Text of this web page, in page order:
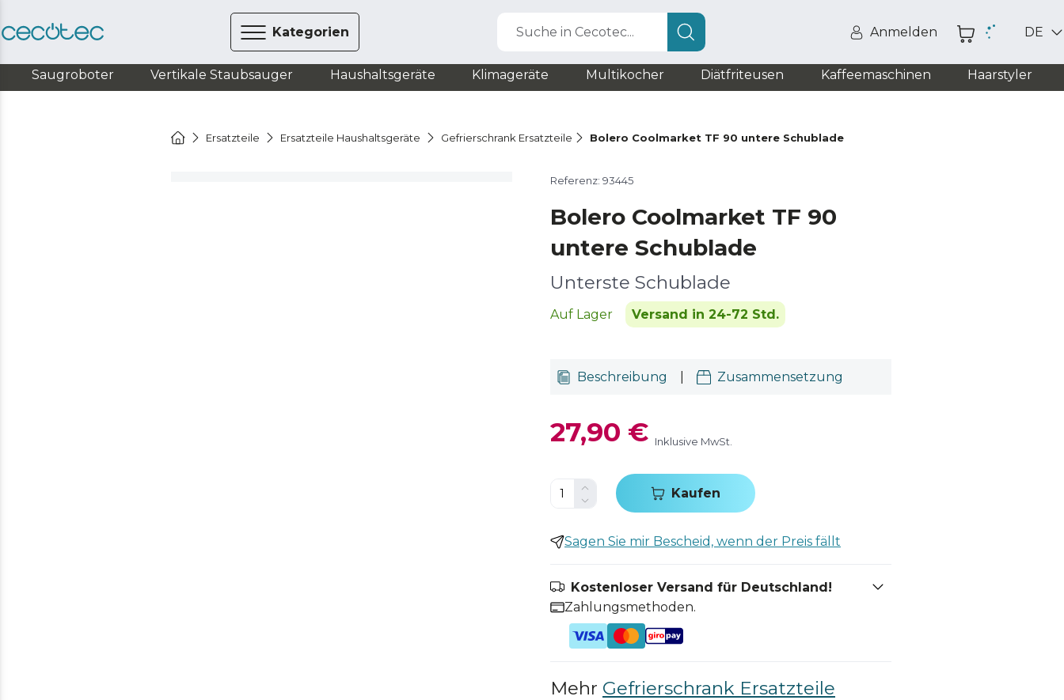
Kategorien Suche in Cecotec... Anmelden DE
Saugroboter Vertikale Staubsauger Haushaltsgeräte Klimageräte Multikocher Diätfriteusen Kaffeemaschinen Haarstyler
Ersatzteile Ersatzteile Haushaltsgeräte Gefrierschrank Ersatzteile Bolero Coolmarket TF 90 untere Schublade
Referenz: 93445
Bolero Coolmarket TF 90
untere Schublade
Unterste Schublade
Auf Lager Versand in 24-72 Std.
Beschreibung Zusammensetzung
27,90 € Inklusive MwSt.
Kaufen
Sagen Sie mir Bescheid, wenn der Preis fällt
Kostenloser Versand für Deutschland!
Zahlungsmethoden.
Mehr Gefrierschrank Ersatzteile